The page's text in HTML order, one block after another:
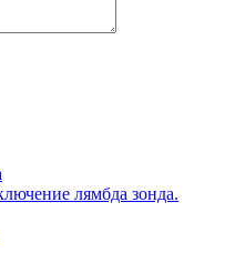
лямбда зонда.